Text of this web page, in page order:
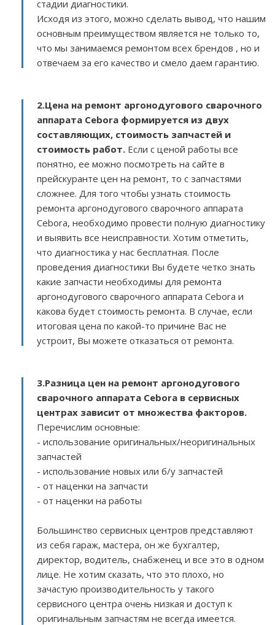
стадии диагностики.
Исходя из этого, можно сделать вывод, что нашим
основным преимуществом является не только то,
что мы занимаемся ремонтом всех брендов , но и
отвечаем за его качество и смело даем гарантию.
2.Цена на ремонт аргонодугового сварочного
аппарата Cebora формируется из двух
составляющих, стоимость запчастей и
стоимость работ. Если с ценой работы все
понятно, ее можно посмотреть на сайте в
прейскуранте цен на ремонт, то с запчастями
сложнее. Для того чтобы узнать стоимость
ремонта аргонодугового сварочного аппарата
Cebora, необходимо провести полную диагностику
и выявить все неисправности. Хотим отметить,
что диагностика у нас бесплатная. После
проведения диагностики Вы будете четко знать
какие запчасти необходимы для ремонта
аргонодугового сварочного аппарата Cebora и
какова будет стоимость ремонта. В случае, если
итоговая цена по какой-то причине Вас не
устроит, Вы можете отказаться от ремонта.
3.Разница цен на ремонт аргонодугового
сварочного аппарата Cebora в сервисных
центрах зависит от множества факторов.
Перечислим основные:
- использование оригинальных/неоригинальных
запчастей
- использование новых или б/у запчастей
- от наценки на запчасти
- от наценки на работы
Большинство сервисных центров представляют
из себя гараж, мастера, он же бухгалтер,
директор, водитель, снабженец и все это в одном
лице. Не хотим сказать, что это плохо, но
зачастую производительность у такого
сервисного центра очень низкая и доступ к
оригинальным запчастям не всегда имеется.